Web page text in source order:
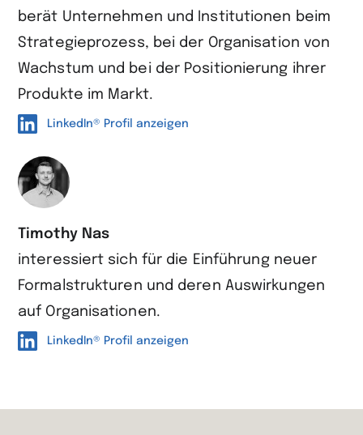
berät Unternehmen und Institutionen beim
Strategieprozess, bei der Organisation von
Wachstum und bei der Positionierung ihrer
Produkte im Markt.
LinkedIn® Profil anzeigen
Timothy Nas
interessiert sich für die Einführung neuer
Formal­strukturen und deren Auswirkungen
auf Organisationen.
LinkedIn® Profil anzeigen